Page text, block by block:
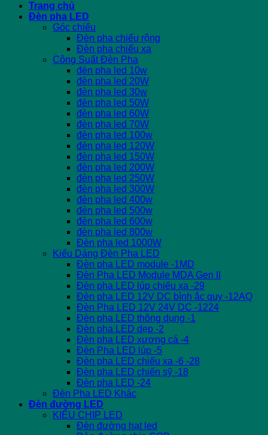
Trang chủ
Đèn pha LED
Góc chiếu
Đèn pha chiếu rộng
Đèn pha chiếu xa
Công Suất Đèn Pha
đèn pha led 10w
đèn pha led 20W
đèn pha led 30w
đèn pha led 50W
đèn pha led 60W
đèn pha led 70W
đèn pha led 100w
đèn pha led 120W
đèn pha led 150W
đèn pha led 200W
đèn pha led 250W
đèn pha led 300W
đèn pha led 400w
đèn pha led 500w
đèn pha led 600w
đèn pha led 800w
Đèn pha led 1000W
Kiểu Dáng Đèn Pha LED
Đèn pha LED module -1MD
Đèn Pha LED Module MDA Gen II
Đèn pha LED lúp chiếu xa -29
Đèn pha LED 12V DC bình ắc quy -12AQ
Đèn Pha LED 12V 24V DC -1224
Đèn pha LED thông dụng -1
Đèn pha LED dẹp -2
Đèn pha LED xương cá -4
Đèn Pha LED lúp -5
Đèn pha LED chiếu xa -6 -28
Đèn pha LED chiến sỹ -18
Đèn pha LED -24
Đèn Pha LED Khác
Đèn đường LED
KIỂU CHIP LED
Đèn đường hạt led